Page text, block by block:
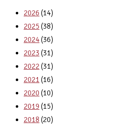
2026 (14)
2025 (38)
2024(36)
2023 (31)
2022 (31)
2021 (16)
2020 (10)
2019 (15)
2018 (20)